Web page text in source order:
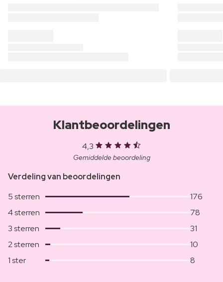
Klantbeoordelingen
4,3
Gemiddelde beoordeling
Verdeling van beoordelingen
5 sterren
176
4 sterren
78
3 sterren
31
2 sterren
10
1 ster
8